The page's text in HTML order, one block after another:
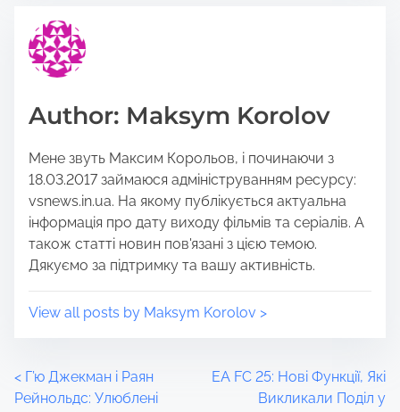
s
p
s
o
n
:
e
a
d
i
e
Author: Maksym Korolov
Мене звуть Максим Корольов, і починаючи з
18.03.2017 займаюся адмініструванням ресурсу:
vsnews.in.ua. На якому публікується актуальна
інформація про дату виходу фільмів та серіалів. А
також статті новин пов'язані з цією темою.
Дякуємо за підтримку та вашу активність.
View all posts by Maksym Korolov >
P
< Г’ю Джекман і Раян
Рейнольдс: Улюблені
EA FC 25: Нові Функції, Які
Викликали Поділ у